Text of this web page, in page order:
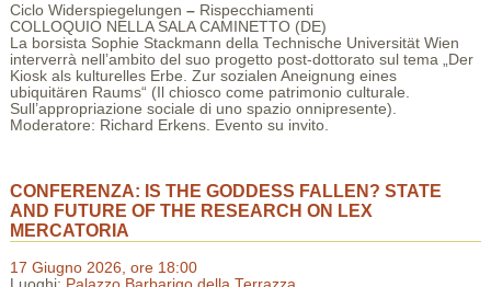
Ciclo Widerspiegelungen –Rispecchiamenti
COLLOQUIO NELLA SALA CAMINETTO (DE)
La borsista Sophie Stackmann della Technische Universität Wien
interverrà nell’ambito del suo progetto post-dottorato sul tema „Der
Kiosk als kulturelles Erbe. Zur sozialen Aneignung eines
ubiquitären Raums“ (Il chiosco come patrimonio culturale.
Sull’appropriazione sociale di uno spazio onnipresente).
Moderatore: Richard Erkens. Evento su invito.
CONFERENZA: IS THE GODDESS FALLEN? STATE
AND FUTURE OF THE RESEARCH ON LEX
MERCATORIA
17 Giugno 2026, ore 18:00